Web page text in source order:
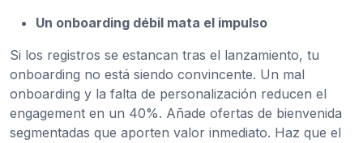
Un onboarding débil mata el impulso
Si los registros se estancan tras el lanzamiento, tu
onboarding no está siendo convincente. Un mal
onboarding y la falta de personalización reducen el
engagement en un 40%. Añade ofertas de bienvenida
segmentadas que aporten valor inmediato. Haz que el